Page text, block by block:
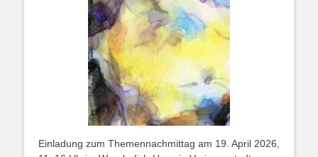
Einladung zum Themennachmittag am 19. April 2026,